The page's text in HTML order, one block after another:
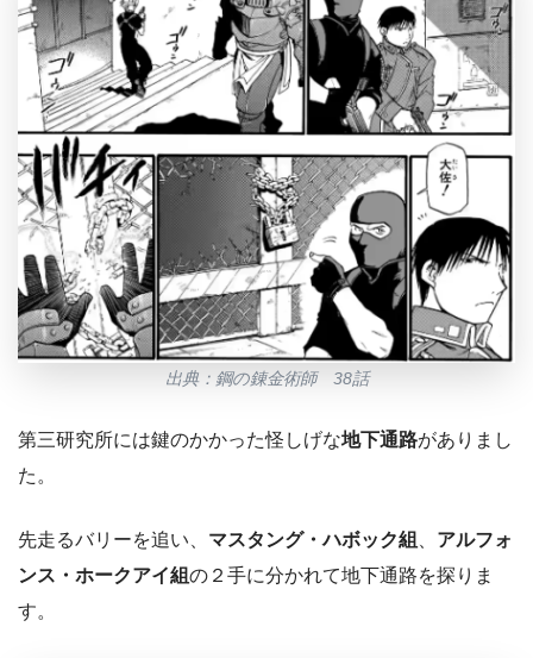
出典：鋼の錬金術師 38話
第三研究所には鍵のかかった怪しげな地下通路がありまし
た。
先走るバリーを追い、 マスタング・ハボック組
アルフォ
ンス・ホークアイ組の２手に分かれて地下通路を探りま
す。